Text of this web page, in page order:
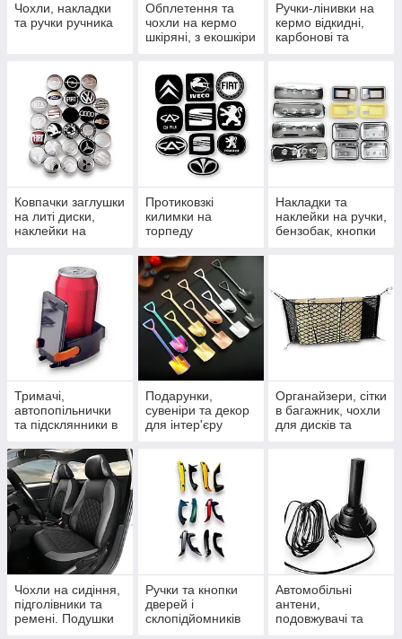
Чохли, накладки
та ручки ручника
Обплетення та
чохли на кермо
шкіряні, з екошкіри
Ручки-лінивки на
кермо відкидні,
карбонові та
Ковпачки заглушки
на литі диски,
наклейки на
Протиковзкі
килимки на
торпеду
силіконові та в
рулонах
Накладки та
наклейки на ручки,
бензобак, кнопки
Тримачі,
автопопільнички
та підсклянники в
Подарунки,
сувеніри та декор
для інтер'єру
Органайзери, сітки
в багажник, чохли
для дисків та
Чохли на сидіння,
підголівники та
ремені. Подушки
Ручки та кнопки
дверей і
склопідйомників
Автомобільні
антени,
подовжувачі та